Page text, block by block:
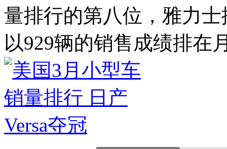
量排行的第八位，雅力
以929辆的销售成绩排在